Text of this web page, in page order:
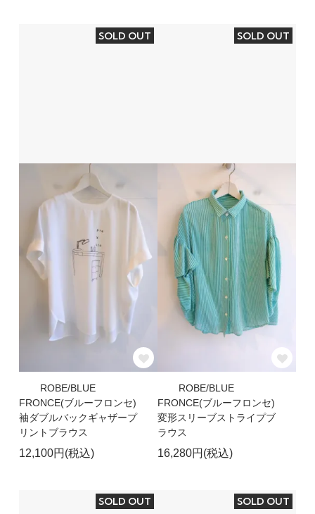
SOLD OUT
ROBE/BLUE
FRONCE(ブルーフロンセ)
袖ダブルバックギャザープ
リントブラウス
12,100円(税込)
SOLD OUT
ROBE/BLUE
FRONCE(ブルーフロンセ)
変形スリーブストライプブ
ラウス
16,280円(税込)
SOLD OUT SOLD OUT